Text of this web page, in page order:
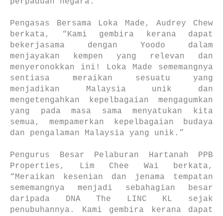
Pengasas Bersama Loka Made, Audrey Chew
berkata, “Kami gembira kerana dapat
bekerjasama dengan Yoodo dalam
menjayakan kempen yang relevan dan
menyeronokkan ini! Loka Made sememangnya
sentiasa meraikan sesuatu yang
menjadikan Malaysia unik dan
mengetengahkan kepelbagaian mengagumkan
yang pada masa sama menyatukan kita
semua, mempamerkan kepelbagaian budaya
dan pengalaman Malaysia yang unik.”
Pengurus Besar Pelaburan Hartanah PPB
Properties, Lim Chee Wai berkata,
“Meraikan kesenian dan jenama tempatan
sememangnya menjadi sebahagian besar
daripada DNA The LINC KL sejak
penubuhannya. Kami gembira kerana dapat